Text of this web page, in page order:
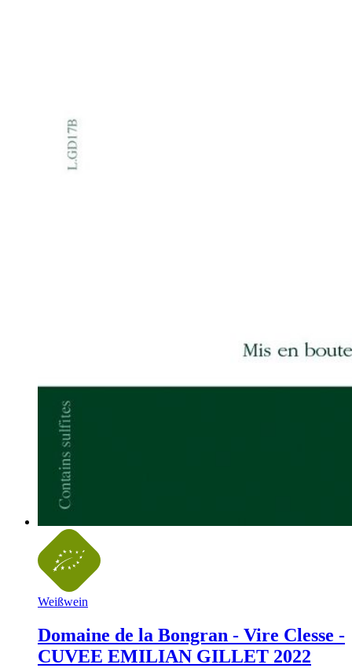
Weißwein
Domaine de la Bongran - Vire Clesse -
CUVEE EMILIAN GILLET 2022